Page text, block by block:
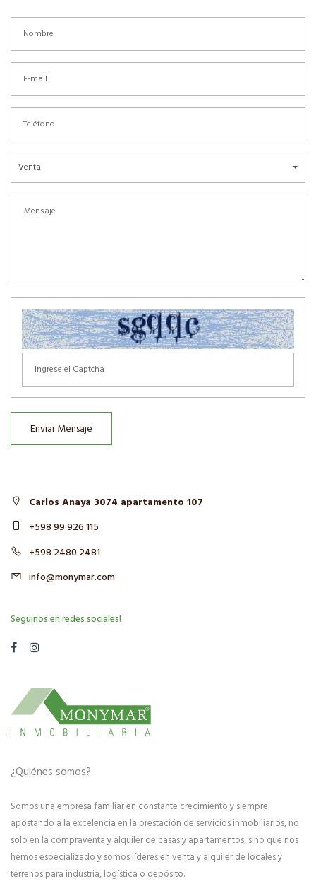
Venta
Enviar Mensaje
Carlos Anaya 3074 apartamento 107
+598 99 926 115
+598 2480 2481
info@monymar.com
Seguinos en redes sociales!
¿Quiénes somos?
Somos una empresa familiar en constante crecimiento y siempre
apostando a la excelencia en la prestación de servicios inmobiliarios, no
solo en la compraventa y alquiler de casas y apartamentos, sino que nos
hemos especializado y somos líderes en venta y alquiler de locales y
terrenos para industria, logística o depósito.